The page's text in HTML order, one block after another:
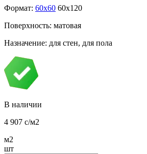
Формат: 60x60 60x120
Поверхность: матовая
Назначение: для стен, для пола
В наличии
4 907 c/м2
м2
шт